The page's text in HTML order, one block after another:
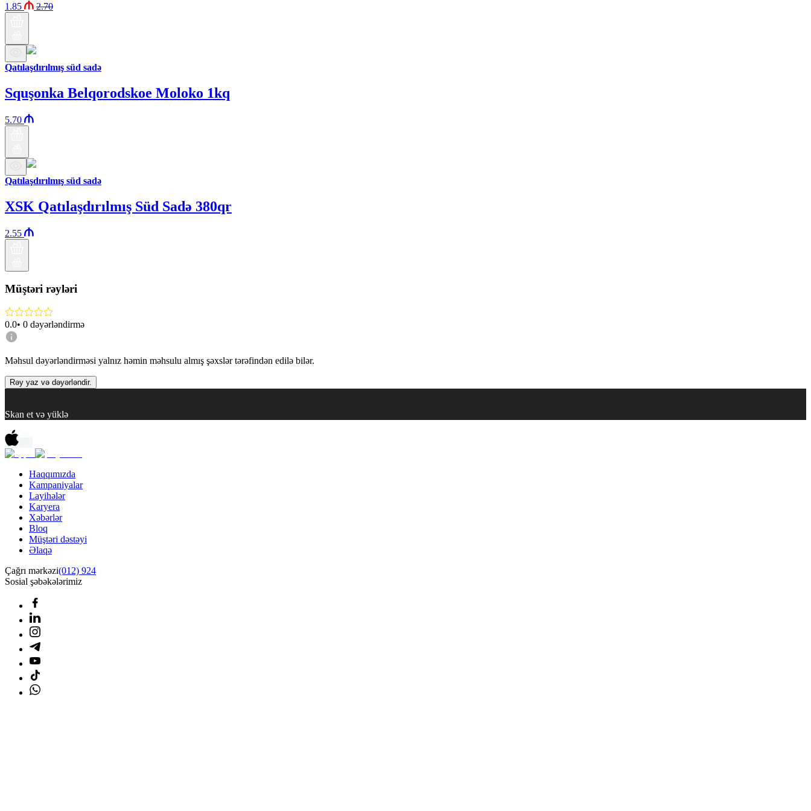
1.85 2.70
Qatılaşdırılmış süd sadə
Squşonka Belqorodskoe Moloko 1kq
5.70
Qatılaşdırılmış süd sadə
XSK Qatılaşdırılmış Süd Sadə 380qr
2.55
Müştəri rəyləri
0.0• 0 dəyərləndirmə
Məhsul dəyərləndirməsi yalnız həmin məhsulu almış şəxslər tərəfindən edilə bilər.
Rəy yaz və dəyərləndir.
Skan et və yüklə
Haqqımızda
Kampaniyalar
Layihələr
Karyera
Xəbərlər
Bloq
Müştəri dəstəyi
Əlaqə
Çağrı mərkəzi(012) 924
Sosial şəbəkələrimiz